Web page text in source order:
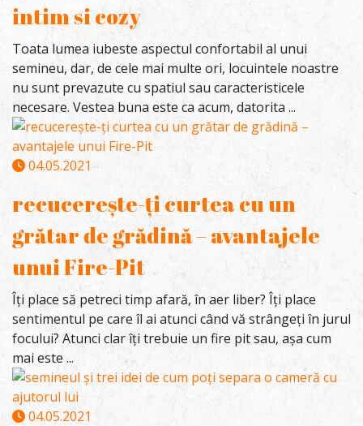
intim si cozy
Toata lumea iubeste aspectul confortabil al unui
semineu, dar, de cele mai multe ori, locuintele noastre
nu sunt prevazute cu spatiul sau caracteristicele
necesare. Vestea buna este ca acum, datorita ...
04.05.2021
recucerește-ți curtea cu un
grătar de grădină – avantajele
unui Fire-Pit
Îți place să petreci timp afară, în aer liber? Îți place
sentimentul pe care îl ai atunci când vă strângeți în jurul
focului? Atunci clar îți trebuie un fire pit sau, așa cum
mai este ...
04.05.2021